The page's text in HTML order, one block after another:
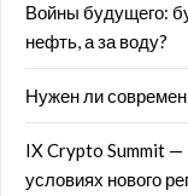
Войны будущего:
нефть, а за воду?
Нужен ли
IX Crypto Summit
условиях нового